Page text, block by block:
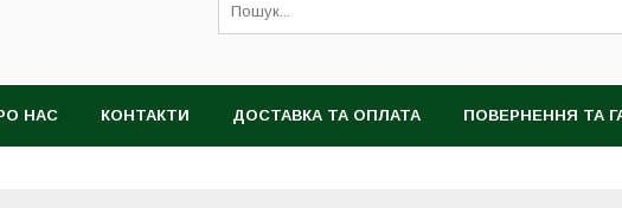
НАС КОНТАКТИ ДОСТАВКА ТА ОПЛАТА ПОВЕРНЕННЯ ТА